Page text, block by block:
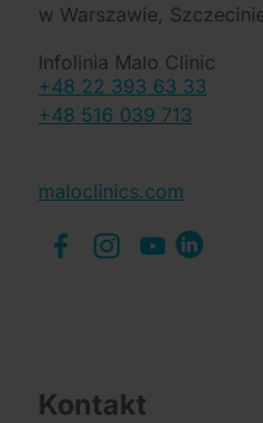
w Warszawie,
Infolinia Malo Clinic
+48 22 393 63 33
+48 516 039 713
maloclinics.com
Kontakt